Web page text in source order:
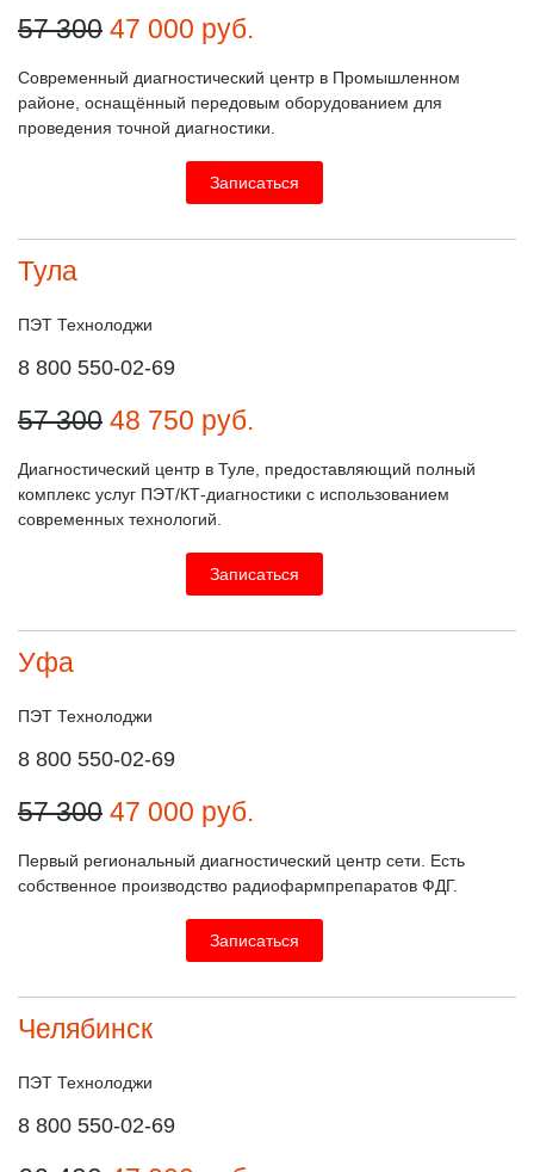
57 300 47 000 руб.
Современный диагностический центр в Промышленном
районе, оснащённый передовым оборудованием для
проведения точной диагностики.
Записаться
Тула
ПЭТ Технолоджи
8 800 550-02-69
57 300 48 750 руб.
Диагностический центр в Туле, предоставляющий полный
комплекс услуг ПЭТ/КТ-диагностики с использованием
современных технологий.
Записаться
Уфа
ПЭТ Технолоджи
8 800 550-02-69
57 300 47 000 руб.
Первый региональный диагностический центр сети. Есть
собственное производство радиофарм­препаратов ФДГ.
Записаться
Челябинск
ПЭТ Технолоджи
8 800 550-02-69